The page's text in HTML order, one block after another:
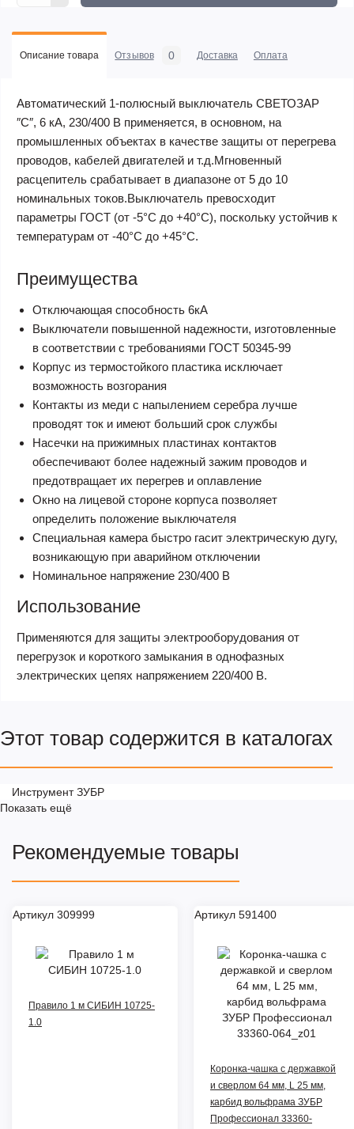
Описание товара Отзывов 0 Доставка Оплата
Автоматический 1-полюсный выключатель СВЕТОЗАР
″C″, 6 кА, 230/400 В применяется, в основном, на
промышленных объектах в качестве защиты от перегрева
проводов, кабелей двигателей и т.д.Мгновенный
расцепитель срабатывает в диапазоне от 5 до 10
номинальных токов.Выключатель превосходит
параметры ГОСТ (от -5°С до +40°С), поскольку устойчив к
температурам от -40°С до +45°С.
Преимущества
Отключающая способность 6кА
Выключатели повышенной надежности, изготовленные
в соответствии с требованиями ГОСТ 50345-99
Корпус из термостойкого пластика исключает
возможность возгорания
Контакты из меди с напылением серебра лучше
проводят ток и имеют больший срок службы
Насечки на прижимных пластинах контактов
обеспечивают более надежный зажим проводов и
предотвращает их перегрев и оплавление
Окно на лицевой стороне корпуса позволяет
определить положение выключателя
Специальная камера быстро гасит электрическую дугу,
возникающую при аварийном отключении
Номинальное напряжение 230/400 В
Использование
Применяются для защиты электрооборудования от
перегрузок и короткого замыкания в однофазных
электрических цепях напряжением 220/400 В.
Этот товар содержится в каталогах
Инструмент ЗУБР
Показать ещё
Рекомендуемые товары
Артикул 309999
Правило 1 м СИБИН 10725-
1.0
Артикул 591400
Коронка-чашка с державкой
и сверлом 64 мм, L 25 мм,
карбид вольфрама ЗУБР
Профессионал 33360-